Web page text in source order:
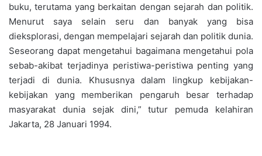
buku, terutama yang berkaitan dengan sejarah dan politik.
Menurut saya selain seru dan banyak yang bisa
dieksplorasi, dengan mempelajari sejarah dan politik dunia.
Seseorang dapat mengetahui bagaimana mengetahui pola
sebab-akibat terjadinya peristiwa-peristiwa penting yang
terjadi di dunia. Khususnya dalam lingkup kebijakan-
kebijakan yang memberikan pengaruh besar terhadap
masyarakat dunia sejak dini,” tutur pemuda kelahiran
Jakarta, 28 Januari 1994.